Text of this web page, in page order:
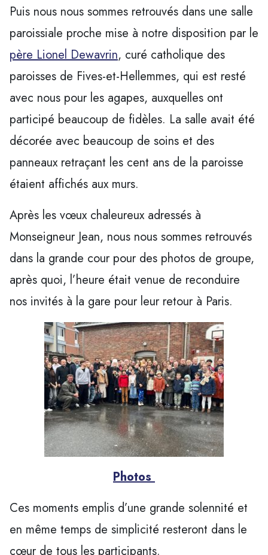
Puis nous nous sommes retrouvés dans une salle
paroissiale proche mise à notre disposition par le
père Lionel Dewavrin, curé catholique des
paroisses de Fives-et-Hellemmes, qui est resté
avec nous pour les agapes, auxquelles ont
participé beaucoup de fidèles. La salle avait été
décorée avec beaucoup de soins et des
panneaux retraçant les cent ans de la paroisse
étaient affichés aux murs.
Après les vœux chaleureux adressés à
Monseigneur Jean, nous nous sommes retrouvés
dans la grande cour pour des photos de groupe,
après quoi, l’heure était venue de reconduire
nos invités à la gare pour leur retour à Paris.
Photos
Ces moments emplis d’une grande solennité et
en même temps de simplicité resteront dans le
cœur de tous les participants.